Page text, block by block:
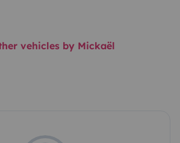
vehicles by Mickaël